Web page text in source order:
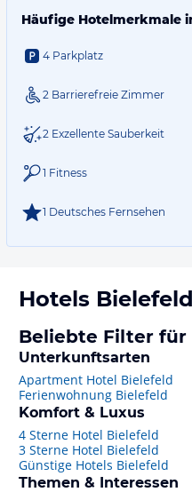
Häufige Hotelmerkmale
4 Parkplatz
2 Barrierefreie Zimmer
2 Exzellente Sauberkeit
1 Fitness
1 Deutsches Fernsehen
Hotels Bielefeld
Beliebte Filter für
Unterkunftsarten
Apartment Hotel Bielefeld
Ferienwohnung Bielefeld
Komfort & Luxus
4 Sterne Hotel Bielefeld
3 Sterne Hotel Bielefeld
Günstige Hotels Bielefeld
Themen & Interessen